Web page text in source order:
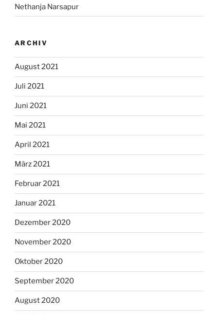
Nethanja Narsapur
ARCHIV
August 2021
Juli 2021
Juni 2021
Mai 2021
April 2021
März 2021
Februar 2021
Januar 2021
Dezember 2020
November 2020
Oktober 2020
September 2020
August 2020